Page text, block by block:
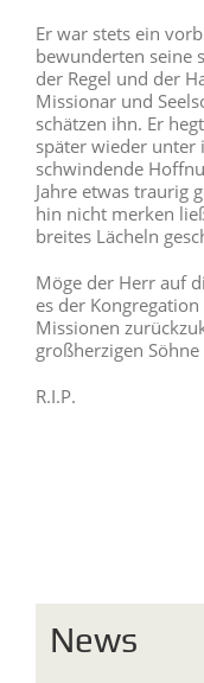
Er war stets ein
bewunderten seine
der Regel und der
Missionar und
schätzen ihn. Er
später wieder unter
schwindende
Jahre etwas traurig
hin nicht merken
breites Lächeln
Möge der Herr auf
es der
Missionen
großherzigen
R.I.P.
News